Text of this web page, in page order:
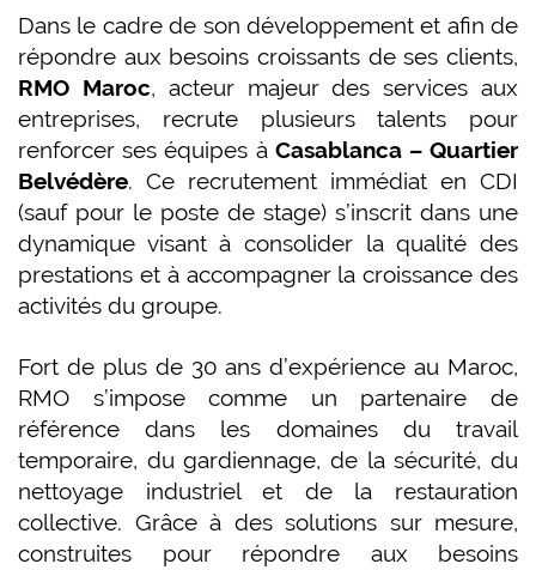
Dans le cadre de son développement et afin de
répondre aux besoins croissants de ses clients,
RMO Maroc, acteur majeur des services aux
entreprises, recrute plusieurs talents pour
renforcer ses équipes à Casablanca – Quartier
Belvédère. Ce recrutement immédiat en CDI
(sauf pour le poste de stage) s’inscrit dans une
dynamique visant à consolider la qualité des
prestations et à accompagner la croissance des
activités du groupe.
Fort de plus de 30 ans d’expérience au Maroc,
RMO s’impose comme un partenaire de
référence dans les domaines du travail
temporaire, du gardiennage, de la sécurité, du
nettoyage industriel et de la restauration
collective. Grâce à des solutions sur mesure,
construites pour répondre aux besoins